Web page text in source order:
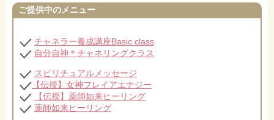
◆ブログ
プライバシーポリシー
ご提供中のメニュー
チャネラー養成講座Basic class
自分自神＊チャネリングクラス
スピリチュアルメッセージ
【伝授】女神フレイアエナジー
【伝授】薬師如来ヒーリング
薬師如来ヒーリング